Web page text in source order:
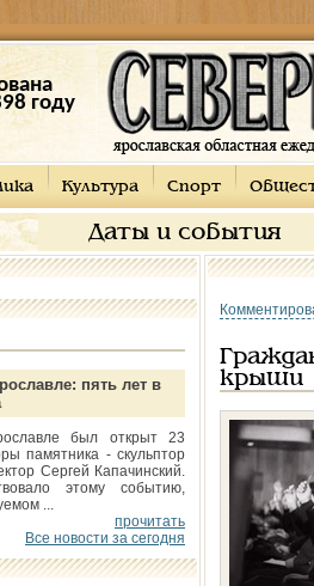
году
Культура Спорт
Даты и события
пять лет в
был открыт 23
памятника - скульптор
Сергей Капачинский.
этому событию,
...
прочитать
Все новости за сегодня
крыши